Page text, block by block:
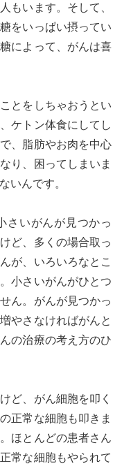
もいます。そして、
をいっぱい摂ってい
によって、がんは喜
とをしちゃおうとい
ケトン体食にしてし
、脂肪やお肉を中心
り、困ってしまいま
いんです。
さいがんが見つかっ
ど、多くの場合取っ
が、いろいろなとこ
小さいがんがひとつ
ん。がんが見つかっ
やさなければがんと
の治療の考え方のひ
ど、がん細胞を叩く
正常な細胞も叩きま
ほとんどの患者さん
常な細胞もやられて